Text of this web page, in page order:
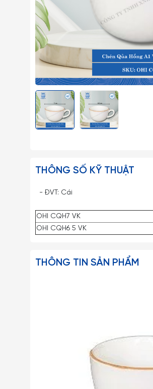
THÔNG SỐ KỸ THUẬT
- ĐVT: Cái
OHI CQH7 VK
OHI CQH6 5 VK
THÔNG TIN SẢN PHẨM